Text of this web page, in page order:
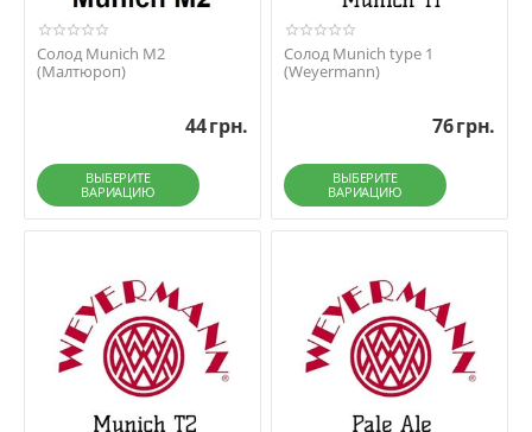
Солод Munich M2
(Малтюроп)
44грн.
ВЫБЕРИТЕ
ВАРИАЦИЮ
Солод Munich type 1
(Weyermann)
76грн.
ВЫБЕРИТЕ
ВАРИАЦИЮ